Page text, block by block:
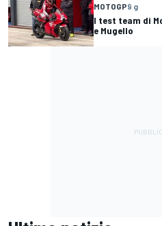
MOTOGP9 g
I test team di
e Mugello